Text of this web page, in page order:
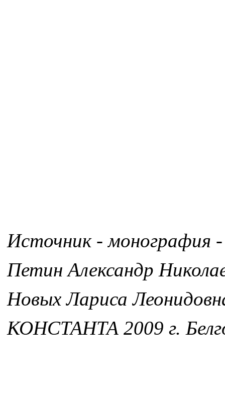
Источник - монография -
Петин Александр
Новых Лариса
КОНСТАНТА 2009 г.